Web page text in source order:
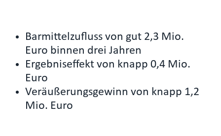
Barmittelzufluss von gut 2,3 Mio.
Euro binnen drei Jahren
Ergebniseffekt von knapp 0,4 Mio.
Euro
Veräußerungsgewinn von knapp 1,2
Mio. Euro